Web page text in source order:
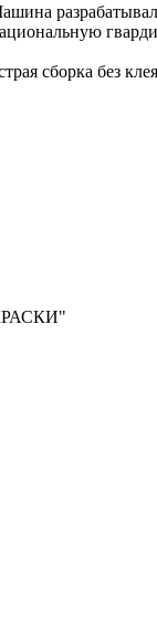
сборка без